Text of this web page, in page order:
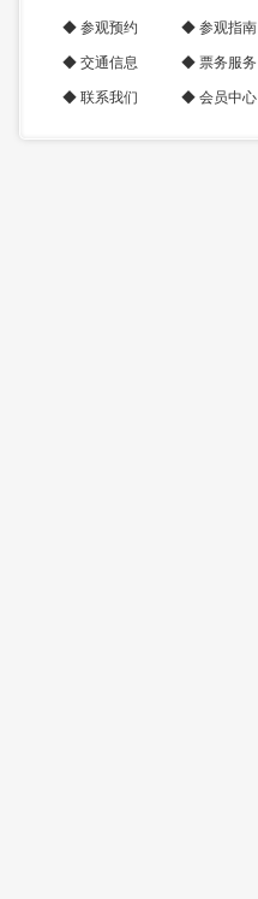
◆ 参观预约 ◆ 参观指南
◆ 交通信息 ◆ 票务服务
◆ 联系我们 ◆ 会员中心